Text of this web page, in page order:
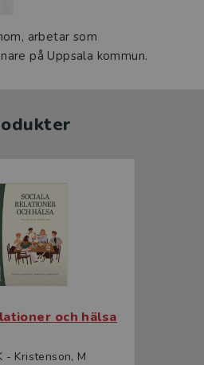
arbetar som
på Uppsala kommun.
och hälsa
- Kristenson, M